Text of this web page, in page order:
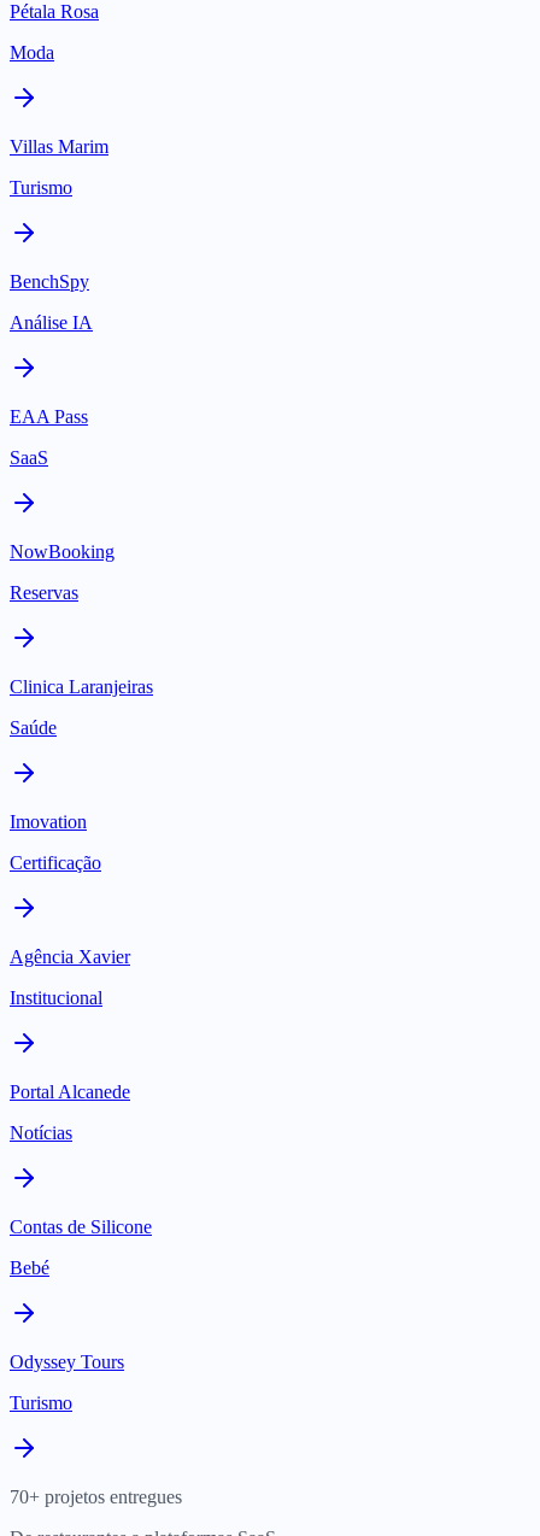
Pétala Rosa
Moda
Villas Marim
Turismo
BenchSpy
Análise IA
EAA Pass
SaaS
NowBooking
Reservas
Clinica Laranjeiras
Saúde
Imovation
Certificação
Agência Xavier
Institucional
Portal Alcanede
Notícias
Contas de Silicone
Bebé
Odyssey Tours
Turismo
70+ projetos entregues